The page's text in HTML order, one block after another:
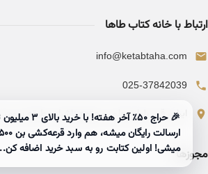
ارتباط با خانه کتاب طاها
info@ketabtaha.com
025-37842039
ایران، قم، بلوار معلم، مجتمع ناشران، طبقه سوم،
مجوزها
🎉 حراج ۵۰٪ آخر هفته!
میشی! اولین کتابت رو به سبد خرید اضافه